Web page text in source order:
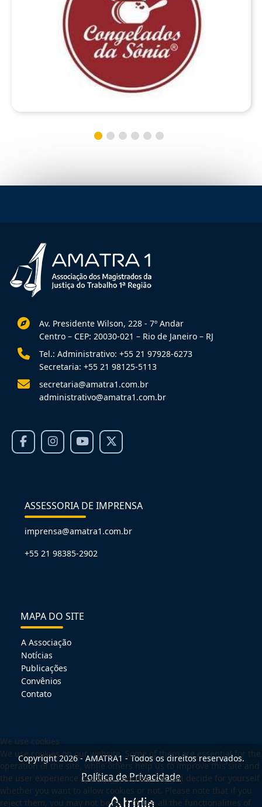
Av. Presidente Wilson, 228 - 7º Andar
Centro – CEP: 20030-021 – Rio de Janeiro – RJ
Tel.: Administrativo: +55 21 97928-6273
Secretaria: +55 21 98125-5113
secretaria@amatra1.com.br
administrativo@amatra1.com.br
ASSESSORIA DE IMPRENSA
imprensa@amatra1.com.br
+55 21 98385-2902
MAPA DO SITE
A Associação
Notícias
Publicações
Convênios
Contato
Copyright 2026 - AMATRA1 - Todos os direitos reservados.
Política de Privacidade
We use cookies
We use cookies on our website. Some of them are essential for the
operation of the site, while others help us to improve this site and
the user experience (tracking cookies). You can decide for yourself
whether you want to allow cookies or not. Please note that if you
reject them, you may not be able to use all the functionalities of